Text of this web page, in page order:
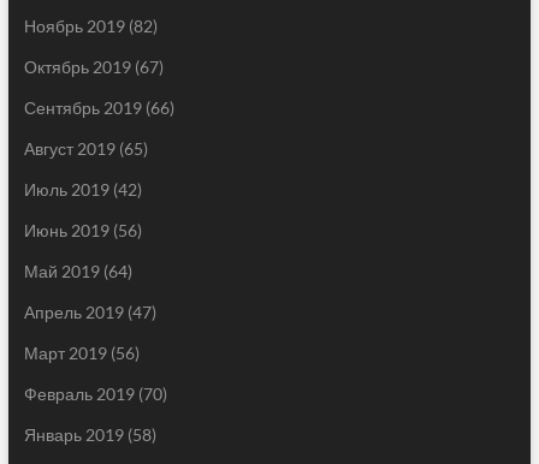
Ноябрь 2019(82)
Октябрь 2019(67)
Сентябрь 2019(66)
Август 2019(65)
Июль 2019(42)
Июнь 2019(56)
Май 2019(64)
Апрель 2019(47)
Март 2019(56)
Февраль 2019(70)
Январь 2019(58)